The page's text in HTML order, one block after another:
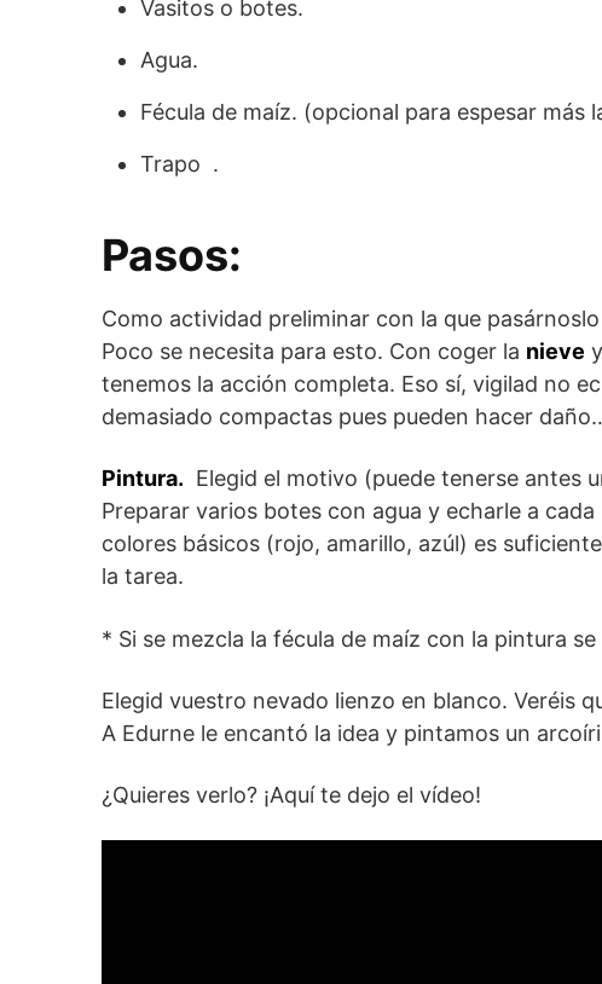
Vasitos o botes.
Agua.
Fécula de maíz. (opcional para espesar más
Trapo .
Pasos:
Como actividad preliminar con la que
Poco se necesita para esto. Con coger la nieve
tenemos la acción completa. Eso sí, vigilad no
demasiado compactas pues pueden hacer
Pintura. Elegid el motivo (puede tenerse antes
Preparar varios botes con agua y echarle a
colores básicos (rojo, amarillo, azúl) es
la tarea.
* Si se mezcla la fécula de maíz con la pintura
Elegid vuestro nevado lienzo en blanco. Veréis
A Edurne le encantó la idea y pintamos un
¿Quieres verlo? ¡Aquí te dejo el vídeo!